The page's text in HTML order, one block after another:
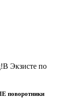
Экзисте по
поворотники